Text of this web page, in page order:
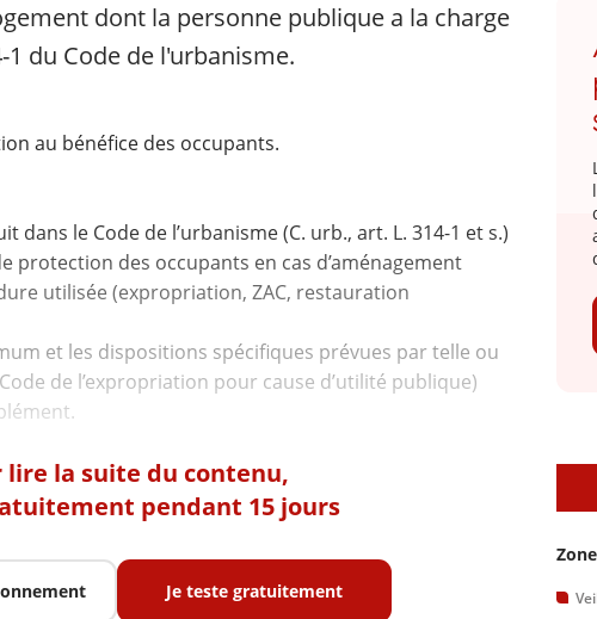
dont la personne publique a la charge
du Code de l'urbanisme.
au bénéfice des occupants.
dans le Code de l’urbanisme (C. urb., art. L. 314-1 et s.)
protection des occupants en cas d’aménagement
utilisée (expropriation, ZAC, restauration
et les dispositions spécifiques prévues par telle ou
de l’expropriation pour cause d’utilité publique)
lire la suite du contenu,
pendant 15 jours
Je teste gratuitement